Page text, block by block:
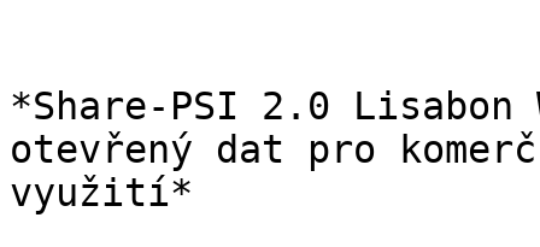
*Share-PSI 2.0 Lisabon
otevřený dat pro
využití*